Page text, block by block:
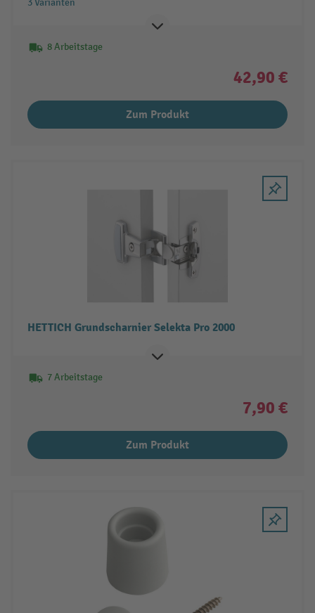
8 Arbeitstage
42,90 €
Zum Produkt
HETTICH Grundscharnier Selekta Pro 2000
7 Arbeitstage
7,90 €
Zum Produkt